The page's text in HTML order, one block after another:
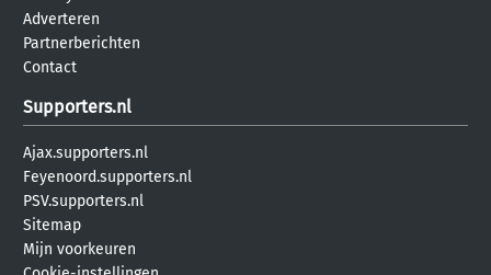
Adverteren
Partnerberichten
Contact
Supporters.nl
Ajax.supporters.nl
Feyenoord.supporters.nl
PSV.supporters.nl
Sitemap
Mijn voorkeuren